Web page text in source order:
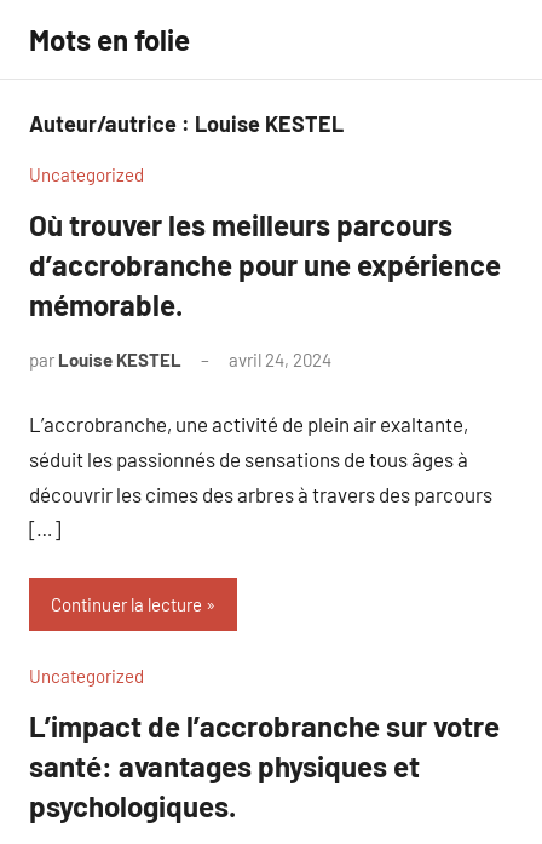
contenu
Mots en folie
Auteur/autrice : Louise KESTEL
Uncategorized
Où trouver les meilleurs parcours
d’accrobranche pour une expérience
mémorable.
par Louise KESTEL avril 24, 2024
L’accrobranche, une activité de plein air exaltante,
séduit les passionnés de sensations de tous âges à
découvrir les cimes des arbres à travers des parcours
[…]
Continuer la lecture
Uncategorized
L’impact de l’accrobranche sur votre
santé: avantages physiques et
psychologiques.